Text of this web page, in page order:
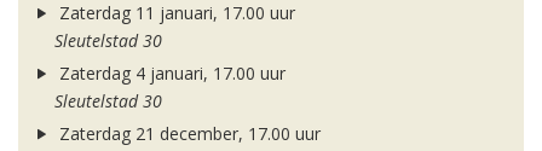
Zaterdag 11 januari, 17.00 uur
Sleutelstad 30
Zaterdag 4 januari, 17.00 uur
Sleutelstad 30
Zaterdag 21 december, 17.00 uur